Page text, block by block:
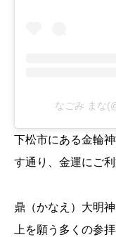
なごみ まな
下松市にある金輪
す通り、金運にご
鼎（かなえ）大明
上を願う多くの参